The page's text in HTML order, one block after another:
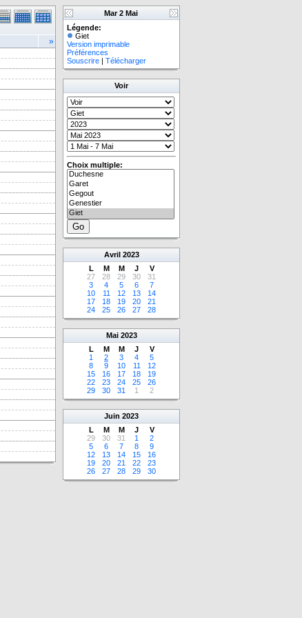
»
Mar 2 Mai
Légende:
Giet
Version imprimable
Préférences
Souscrire | Télécharger
Voir
Choix multiple:
Avril 2023
L
M M J
V
27
28 29 30
31
3
4 5 6
7
10
11 12 13
14
17
18 19 20
21
24
25 26 27 28
Mai 2023
L
M M J
V
1
2 3 4
5
8
9 10 11
12
15
16 17 18
19
22
23 24 25
26
29
30 31 1 2
Juin 2023
L
M M J
V
29
30 31 1
2
5
6 7 8
9
12
13 14 15
16
19
20 21 22
23
26
27 28 29 30